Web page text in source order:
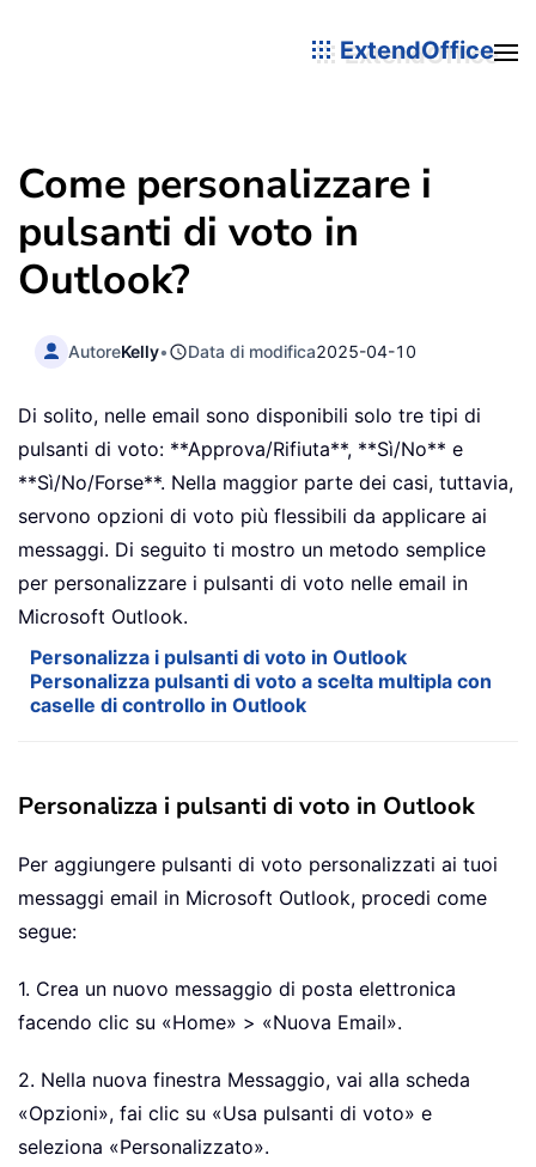
ExtendOffice
Come personalizzare i
pulsanti di voto in
Outlook?
AutoreKelly• Data di modifica2025-04-10
Di solito, nelle email sono disponibili solo tre tipi di
pulsanti di voto: **Approva/Rifiuta**, **Sì/No** e
**Sì/No/Forse**. Nella maggior parte dei casi, tuttavia,
servono opzioni di voto più flessibili da applicare ai
messaggi. Di seguito ti mostro un metodo semplice
per personalizzare i pulsanti di voto nelle email in
Microsoft Outlook.
Personalizza i pulsanti di voto in Outlook
Personalizza pulsanti di voto a scelta multipla con
caselle di controllo in Outlook
Personalizza i pulsanti di voto in Outlook
Per aggiungere pulsanti di voto personalizzati ai tuoi
messaggi email in Microsoft Outlook, procedi come
segue:
1. Crea un nuovo messaggio di posta elettronica
facendo clic su «Home» > «Nuova Email».
2. Nella nuova finestra Messaggio, vai alla scheda
«Opzioni», fai clic su «Usa pulsanti di voto» e
seleziona «Personalizzato».